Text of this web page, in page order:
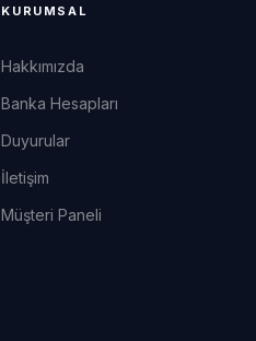
KURUMSAL
Hakkımızda
Banka Hesapları
Duyurular
İletişim
Müşteri Paneli